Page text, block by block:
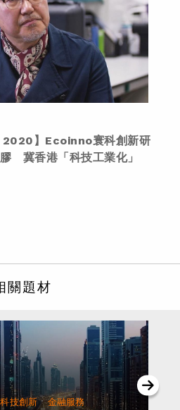
2020】Ecoinno寰科創新研
冀香港「科技工業化」
關題材
科技創新·金融服務